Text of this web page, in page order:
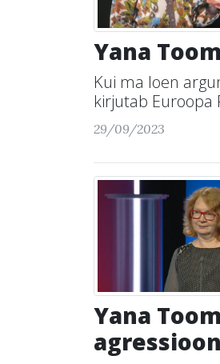
Yana
Kui ma loen
kirjutab Euroopa
29/09/2023
Yana